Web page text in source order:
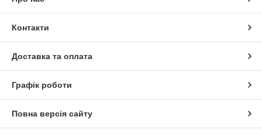
Контакти
Доставка та оплата
Графік роботи
Повна версія сайту